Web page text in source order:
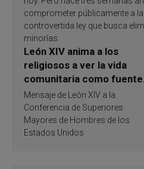
comprometer públicamente a
controvertida ley que busca
minorías.
León XIV anima a los
religiosos a ver la vida
comunitaria como fuente
de inspiración y
santificación
Mensaje de León XIV a la
Conferencia de Superiores
Mayores de Hombres de los
Estados Unidos